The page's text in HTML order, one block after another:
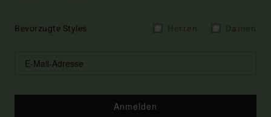
Bevorzugte Styles
Anmelden